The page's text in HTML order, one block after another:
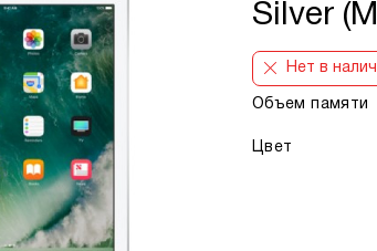
Silver
Нет в
Объем памяти
Цвет